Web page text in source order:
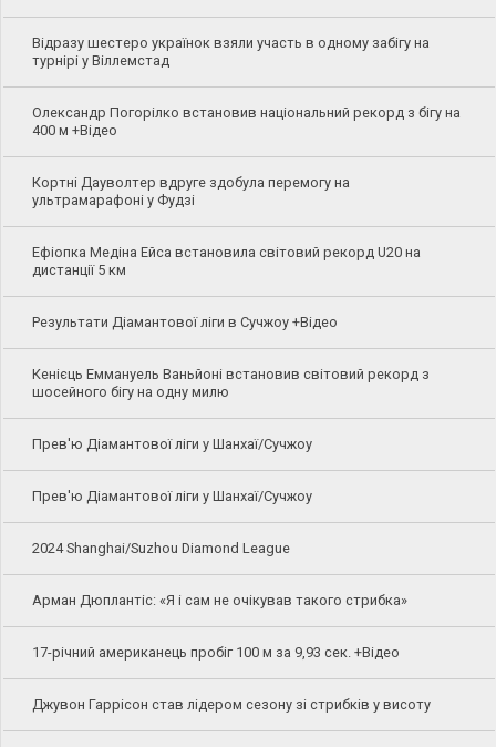
Відразу шестеро українок взяли участь в одному забігу на
турнірі у Віллемстад
Олександр Погорілко встановив національний рекорд з бігу на
400 м +Відео
Кортні Дауволтер вдруге здобула перемогу на
ультрамарафоні у Фудзі
Ефіопка Медіна Ейса встановила світовий рекорд U20 на
дистанції 5 км
Результати Діамантової ліги в Сучжоу +Відео
Кенієць Еммануель Ваньйоні встановив світовий рекорд з
шосейного бігу на одну милю
Прев'ю Діамантової ліги у Шанхаї/Сучжоу
Прев'ю Діамантової ліги у Шанхаї/Сучжоу
2024 Shanghai/Suzhou Diamond League
Арман Дюплантіс: «Я і сам не очікував такого стрибка»
17-річний американець пробіг 100 м за 9,93 сек. +Відео
Джувон Гаррісон став лідером сезону зі стрибків у висоту